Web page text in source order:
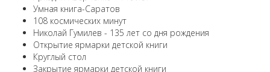
Умная книга-Саратов
108 космических минут
Николай Гумилев - 135 лет со дня рождения
Открытие ярмарки детской книги
Круглый стол
Закрытие ярмарки детской книги